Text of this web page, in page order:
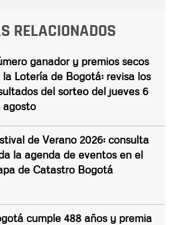
RELACIONADOS
ganador y premios secos
la Lotería de Bogotá: revisa los
del sorteo del jueves 6
agosto
de Verano 2026: consulta
la agenda de eventos en el
de Catastro Bogotá
cumple 488 años y premia